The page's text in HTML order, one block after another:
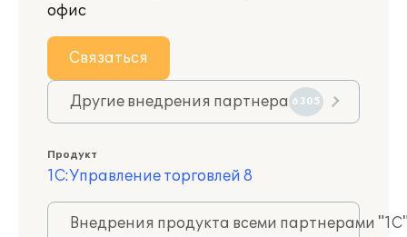
офис
Связаться
Другие внедрения партнера 6305
Продукт
1С:Управление торговлей 8
Внедрения продукта всеми партнерами